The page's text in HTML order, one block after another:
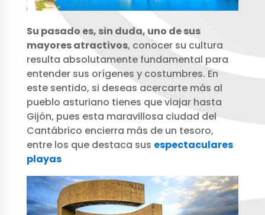
Su pasado es, sin duda, uno de sus
mayores atractivos, conocer su cultura
resulta absolutamente fundamental para
entender sus orígenes y costumbres. En
este sentido, si deseas acercarte más al
pueblo asturiano tienes que viajar hasta
Gijón, pues esta maravillosa ciudad del
Cantábrico encierra más de un tesoro,
entre los que destaca sus espectaculares
playas